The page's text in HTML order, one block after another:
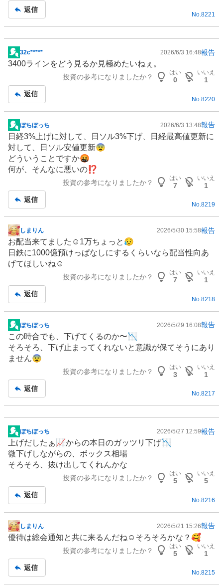
返信
No.8221
掲
示
事
32c***** 2026/6/3 16:48報告
3400ラインをどう見るか見極めたいねぇ。
投資の参考になりましたか？
はい
0
いいえ
1
返信
No. 8220
掲
示
板
記
事
ぼちぼっち 2026/6/3 13:48報告
日経3%上げに対して、日ソル3%下げ、日経最高値更新に
対して、日ソル安値更新😨
どういうことですか🤬
何が、そんなに悪いの⁉️
投資の参考になりましたか？
はい
7
いいえ
1
返信
No.8219
掲
示
板
記
しまりん 2026/5/30 15:58報告
お配当来てました☺️1万ちょっと😥
日鉄に1000億預けっぱなしにするくらいなら配当性向あ
げてほしいね☺️
投資の参考になりましたか？
はい
7
いいえ
1
返信
No. 8218
掲
示
板
記
ぼちぼっち 2026/5/29 16:08報告
この時合でも、下げてくるのか〜📉
そろそろ、下げ止まってくれないと意識が保てそうにあり
ません😨
投資の参考になりましたか？
はい
3
いいえ
1
返信
No.8217
掲
示
板
記
ぼちぼっち 2026/5/27 12:59報告
上げだしたぁ📈からの本日のガッツリ下げ📉
微下げしながらの、ボックス相場
そろそろ、抜け出してくれんかな
投資の参考になりましたか？
はい
5
いいえ
5
返信
No. 8216
掲
示
事
しまりん 2026/5/21 15:26報告
優待は総会通知と共に来るんだね☺️そろそろかな？🥰
投資の参考になりましたか？
はい
5
いいえ
1
返信
No.8215